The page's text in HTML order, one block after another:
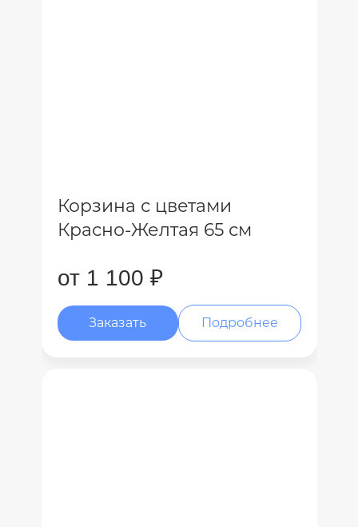
Корзина с цветами
Красно-Желтая 65 см
от 1 100 ₽
Заказать Подробнее